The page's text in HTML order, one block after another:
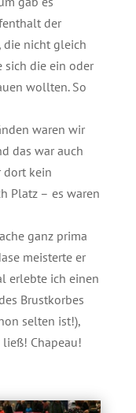
der
die nicht gleich
sich die ein oder
wollten. So
waren wir
das war auch
dort kein
Platz – es waren
ganz prima
meisterte er
erlebte ich einen
Brustkorbes
selten ist!),
Chapeau!